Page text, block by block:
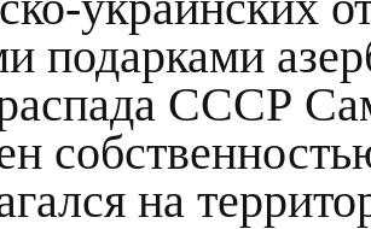
подарками
СССР
на